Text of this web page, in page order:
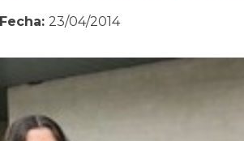
Fecha: 23/04/2014